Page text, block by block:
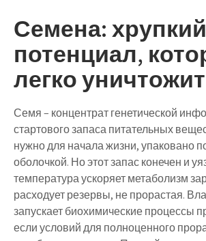
Семена: хрупкий
потенциал,
легко
Семя – концентрат генетической
стартового запаса питательных
нужно для начала жизни, упаковано
оболочкой. Но этот запас конечен и
температура ускоряет метаболизм
расходует резервы, не прорастая.
запускает биохимические процессы
если условий для полноценного